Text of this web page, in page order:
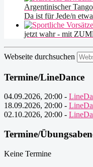
Argentinischer
Da ist für Jede/n
jetzt wahr - mit
Webseite durchsuchen
Termine/LineDance
04.09.2026, 20:00 -
18.09.2026, 20:00 -
02.10.2026, 20:00 -
Termine/
Keine Termine